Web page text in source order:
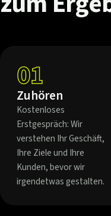
01
Zuhören
Kostenloses
Erstgespräch: Wir
verstehen Ihr Geschäft,
Ihre Ziele und Ihre
Kunden, bevor wir
irgendetwas gestalten.